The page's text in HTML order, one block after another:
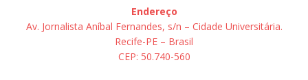
Endereço
Av. Jornalista Aníbal Fernandes, s/n – Cidade Universitária.
Recife-PE – Brasil
CEP: 50.740-560